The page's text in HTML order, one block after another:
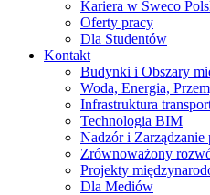
Kariera w Sweco
Oferty pracy
Dla Studentów
Kontakt
Budynki i Obszary
Woda, Energia,
Infrastruktura
Technologia BIM
Nadzór i Zarządzanie
Zrównoważony
Projekty
Dla Mediów